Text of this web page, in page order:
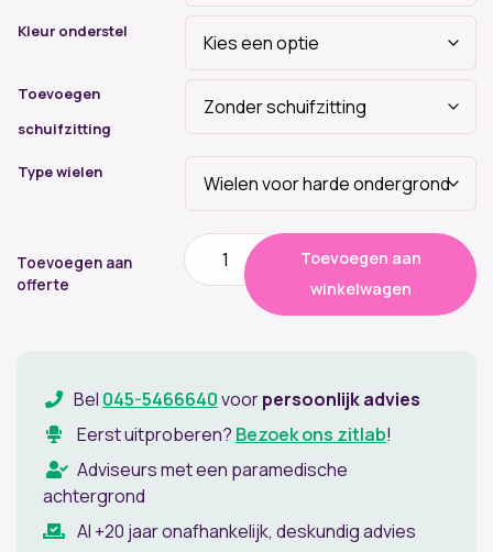
Kleur onderstel
Toevoegen
schuifzitting
Type wielen
Toevoegen aan
offerte
Score
Pro
4401
Werkstoel
Toevoegen aan
winkelwagen
Bel 045-5466640voorpersoonlijk advies
Eerst uitproberen? Bezoek ons zitlab!
Adviseurs met een paramedische
achtergrond
Al +20 jaar onafhankelijk, deskundig advies